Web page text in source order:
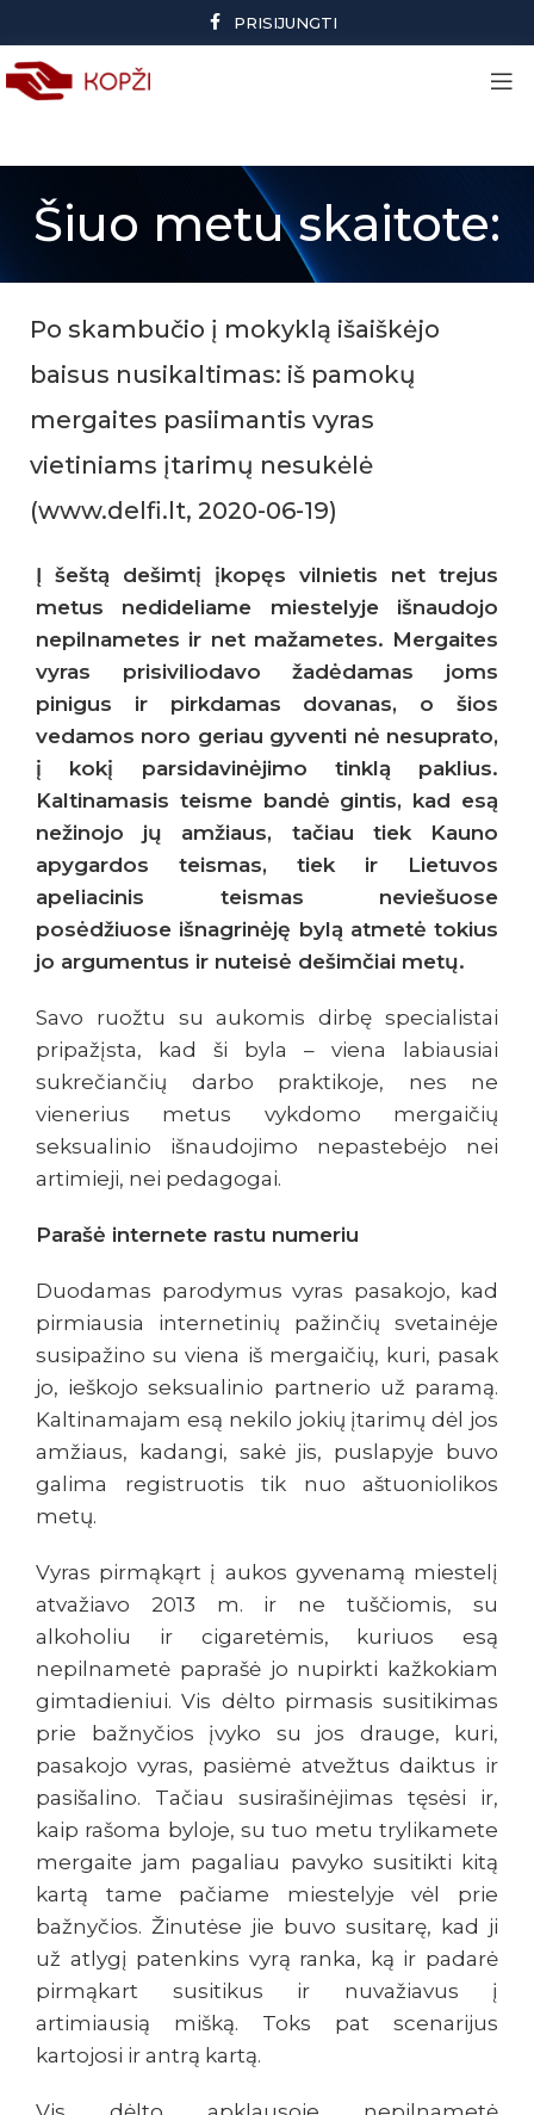
PRISIJUNGTI
Šiuo metu skaitote:
Po skambučio į mokyklą išaiškėjo
baisus nusikaltimas: iš pamokų
mergaites pasiimantis vyras
vietiniams įtarimų nesukėlė
(www.delfi.lt, 2020-06-19)
Į šeštą dešimtį įkopęs vilnietis net trejus
metus nedideliame miestelyje išnaudojo
nepilnametes ir net mažametes. Mergaites
vyras prisiviliodavo žadėdamas joms
pinigus ir pirkdamas dovanas, o šios
vedamos noro geriau gyventi nė nesuprato,
į kokį parsidavinėjimo tinklą paklius.
Kaltinamasis teisme bandė gintis, kad esą
nežinojo jų amžiaus, tačiau tiek Kauno
apygardos teismas, tiek ir Lietuvos
apeliacinis teismas neviešuose
posėdžiuose išnagrinėję bylą atmetė tokius
jo argumentus ir nuteisė dešimčiai metų.
Savo ruožtu su aukomis dirbę specialistai
pripažįsta, kad ši byla – viena labiausiai
sukrečiančių darbo praktikoje, nes ne
vienerius metus vykdomo mergaičių
seksualinio išnaudojimo nepastebėjo nei
artimieji, nei pedagogai.
Parašė internete rastu numeriu
Duodamas parodymus vyras pasakojo, kad
pirmiausia internetinių pažinčių svetainėje
susipažino su viena iš mergaičių, kuri, pasak
jo, ieškojo seksualinio partnerio už paramą.
Kaltinamajam esą nekilo jokių įtarimų dėl jos
amžiaus, kadangi, sakė jis, puslapyje buvo
galima registruotis tik nuo aštuoniolikos
metų.
Vyras pirmąkąrt į aukos gyvenamą miestelį
atvažiavo 2013 m. ir ne tuščiomis, su
alkoholiu ir cigaretėmis, kuriuos esą
nepilnametė paprašė jo nupirkti kažkokiam
gimtadieniui. Vis dėlto pirmasis susitikimas
prie bažnyčios įvyko su jos drauge, kuri,
pasakojo vyras, pasiėmė atvežtus daiktus ir
pasišalino. Tačiau susirašinėjimas tęsėsi ir,
kaip rašoma byloje, su tuo metu trylikamete
mergaite jam pagaliau pavyko susitikti kitą
kartą tame pačiame miestelyje vėl prie
bažnyčios. Žinutėse jie buvo susitarę, kad ji
už atlygį patenkins vyrą ranka, ką ir padarė
pirmąkart susitikus ir nuvažiavus į
artimiausią mišką. Toks pat scenarijus
kartojosi ir antrą kartą.